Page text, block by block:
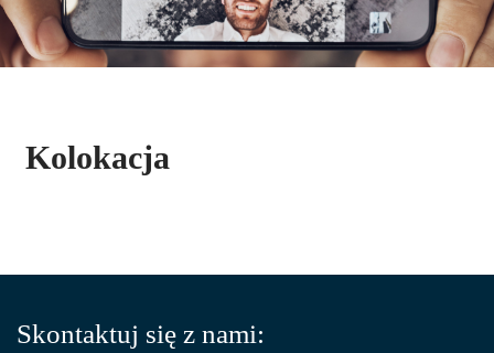
Kolokacja
Skontaktuj się z nami: